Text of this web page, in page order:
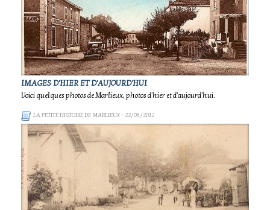
IMAGES D'HIER ET D'AUJOURD'HUI
Voici quelques photos de Marlieux, photos d'hier et d'aujourd'hui.
LA PETITE HISTOIRE DE MARLIEUX- 22/06/2012